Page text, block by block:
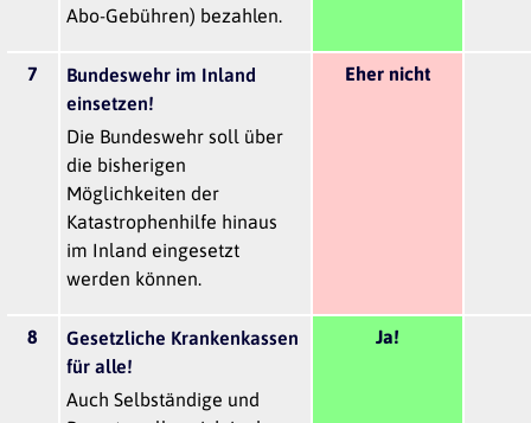
Abo-Gebühren) bezahlen.
7
Bundeswehr im Inland
einsetzen!
Die Bundeswehr soll über
die bisherigen
Möglichkeiten der
Katastrophenhilfe hinaus
im Inland eingesetzt
werden können.
Eher nicht
8
Gesetzliche Krankenkassen
für alle!
Auch Selbständige und
Ja!